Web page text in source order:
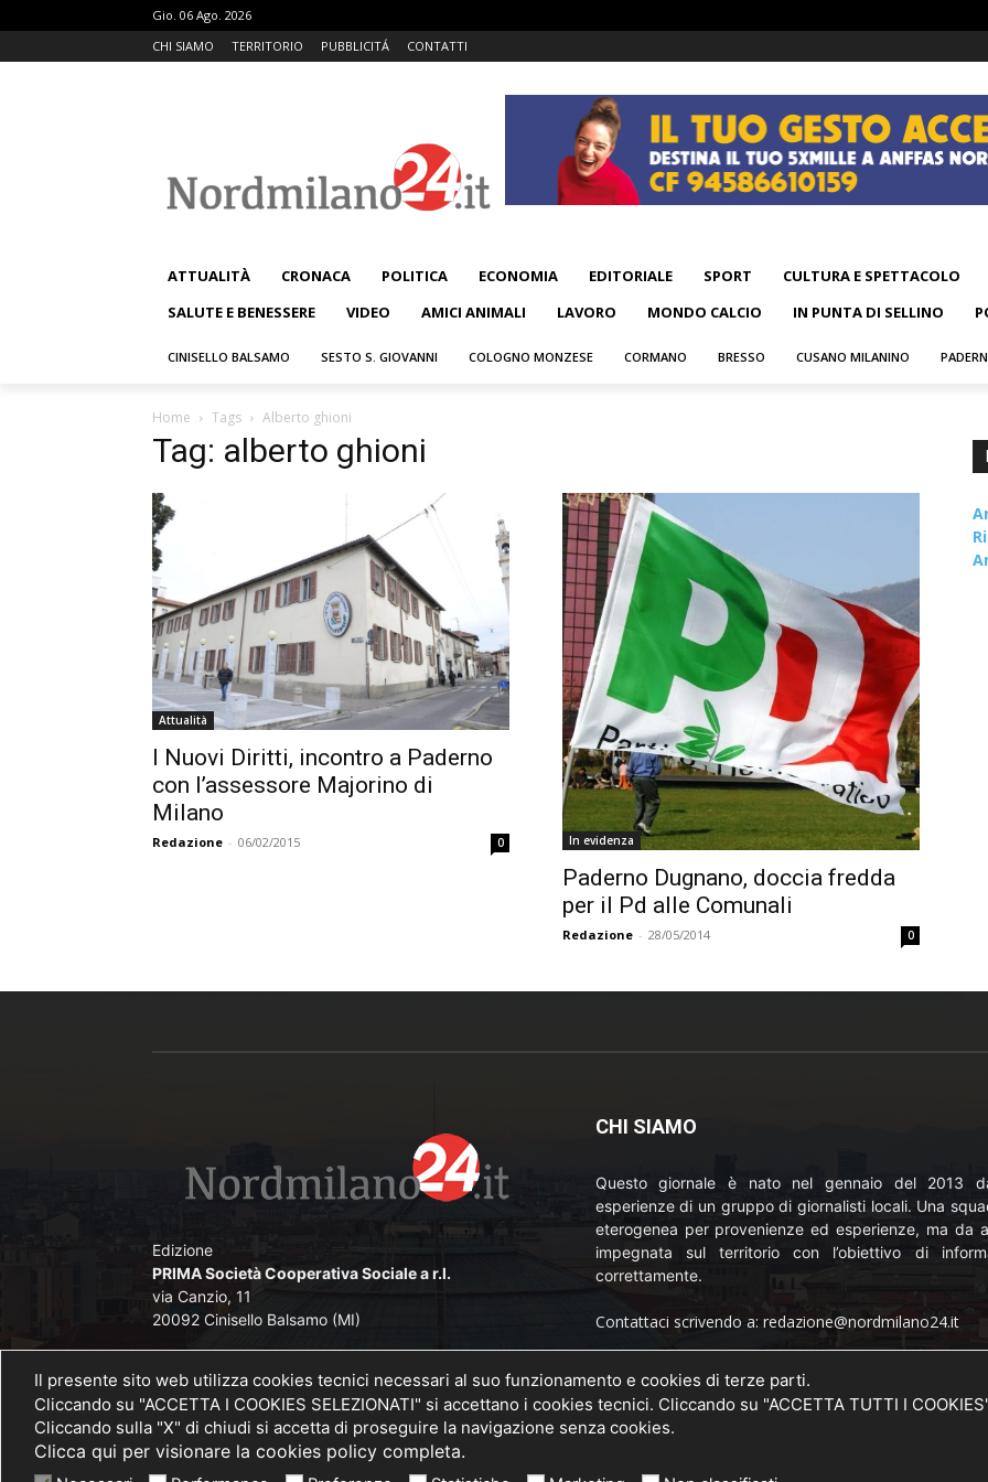
Gio. 06 Ago. 2026
CHI SIAMO
TERRITORIO PUBBLICITÁ CONTATTI
ATTUALITÀ CRONACA POLITICA ECONOMIA EDITORIALE SPORT CULTURA E SPETTACOLO
SALUTE E BENESSERE
VIDEO AMICI ANIMALI LAVORO MONDO CALCIO IN PUNTA DI SELLINO
CINISELLO BALSAMO SESTO S. GIOVANNI COLOGNO MONZESE CORMANO BRESSO CUSANO MILANINO
Home Tags Alberto ghioni
Tag: alberto ghioni
Attualità
I Nuovi Diritti, incontro a Paderno
con l’assessore Majorino di
Milano
Redazione - 06/02/2015 0 In evidenza
Paderno Dugnano, doccia fredda
per il Pd alle Comunali
Redazione - 28/05/2014 0
Edizione
PRIMA Società Cooperativa Sociale a r.l.
via Canzio, 11
20092 Cinisello Balsamo (MI)
Angelo De Lorenzi iscritto nel Pubblico Registro della
Stampa presso il Tribunale di Monza al n. 20 del
26/11/2012
CHI SIAMO
Questo giornale è nato nel gennaio del 2013
esperienze di un gruppo di giornalisti locali. Una
eterogenea per provenienze ed esperienze, ma da
impegnata sul territorio con l’obiettivo di
correttamente.
Contattaci scrivendo a: redazione@nordmilano24.it
Pubblicità: laposta@deinaviganti.it
Tel. 389 1492573
Il presente sito web utilizza cookies tecnici necessari al suo funzionamento e cookies di terze parti.
Cliccando su "ACCETTA I COOKIES SELEZIONATI" si accettano i cookies tecnici. Cliccando su "ACCETTA TUTTI I
Cliccando sulla "X" di chiudi si accetta di proseguire la navigazione senza cookies.
Clicca qui per visionare la cookies policy completa.